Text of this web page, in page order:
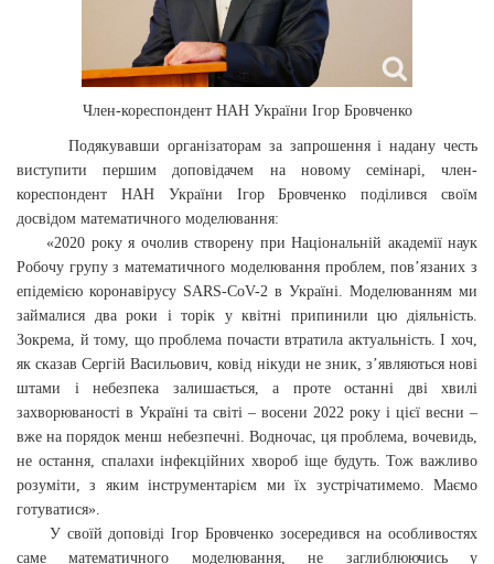
Член-кореспондент НАН України Ігор Бровченко
Подякувавши організаторам за запрошення і надану честь
виступити першим доповідачем на новому семінарі, член-
кореспондент НАН України Ігор Бровченко поділився своїм
досвідом математичного моделювання:
«2020 року я очолив створену при Національній академії наук
Робочу групу з математичного моделювання проблем, пов’язаних з
епідемією коронавірусу SARS-CoV-2 в Україні. Моделюванням ми
займалися два роки і торік у квітні припинили цю діяльність.
Зокрема, й тому, що проблема почасти втратила актуальність. І хоч,
як сказав Сергій Васильович, ковід нікуди не зник, з’являються нові
штами і небезпека залишається, а проте останні дві хвилі
захворюваності в Україні та світі – восени 2022 року і цієї весни –
вже на порядок менш небезпечні. Водночас, ця проблема, вочевидь,
не остання, спалахи інфекційних хвороб іще будуть. Тож важливо
розуміти, з яким інструментарієм ми їх зустрічатимемо. Маємо
готуватися».
У своїй доповіді Ігор Бровченко зосередився на особливостях
саме математичного моделювання, не заглиблюючись у